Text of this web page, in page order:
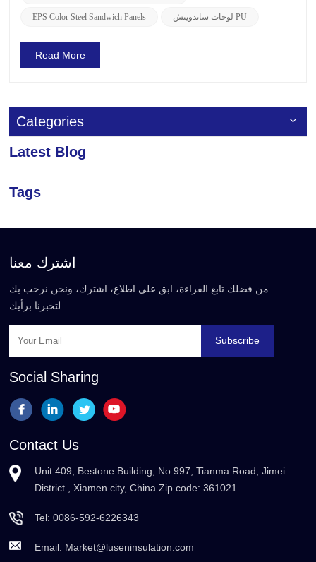
EPS Color Steel Sandwich Panels لوحات ساندويتش PU
Read More
Categories
Latest Blog
Tags
اشترك معنا
من فضلك تابع القراءة، ابق على اطلاع، اشترك، ونحن نرحب بك
Subscribe
Social Sharing
Contact Us
Unit 409, Bestone Building, No.997, Tianma Road, Jimei
District , Xiamen city, China Zip code: 361021
Tel:0086-592-6226343
Email: Market@luseninsulation.com